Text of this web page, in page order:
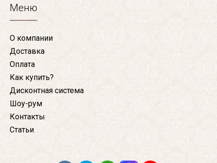
Меню
О компании
Доставка
Оплата
Как купить?
Дисконтная система
Шоу-рум
Контакты
Статьи